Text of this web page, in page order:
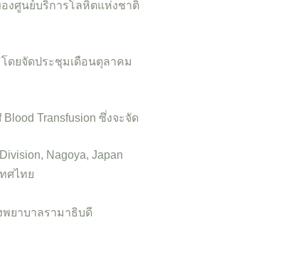
งศูนย์บริการโลหิตแห่งชาติ
โดยจัดประชุมเดือนตุลาคม
Transfusion ซึ่งจะจัด
Nagoya, Japan
ศไทย
ยาบาลรามาธิบดี